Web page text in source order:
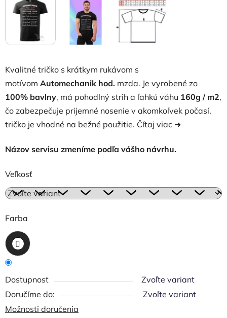
Kvalitné tričko s krátkym rukávom s
motívom Automechanik hod. mzda. Je vyrobené zo
100% bavlny, má pohodlný strih a ľahkú váhu 160g / m2,
čo zabezpečuje prijemné nosenie v akomkoľvek počasí,
tričko je vhodné na bežné použitie. Čítaj viac ➜
Názov servisu zmeníme podľa vášho návrhu.
Veľkosť
Farba
Dostupnosť
Zvoľte variant
Zvoľte variant
Možnosti doručenia